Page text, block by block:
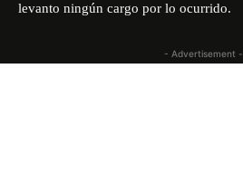
levanto ningún cargo por lo ocurrido.
- Advertisement -